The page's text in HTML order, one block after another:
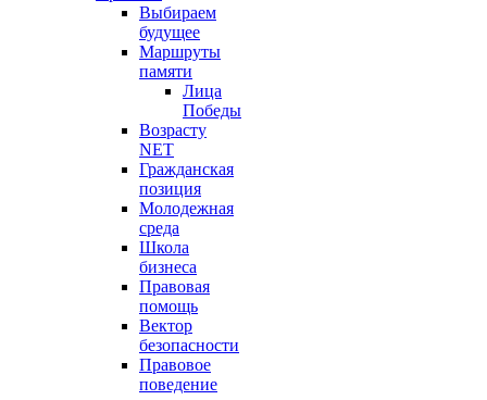
Выбираем
будущее
Маршруты
памяти
Лица
Победы
Возрасту
NET
Гражданская
позиция
Молодежная
среда
Школа
бизнеса
Правовая
помощь
Вектор
безопасности
Правовое
поведение